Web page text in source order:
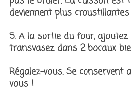
deviennent plus
5. A la sortie du four,
transvasez dans 2 bocaux
Régalez-vous. Se conservent
vous !